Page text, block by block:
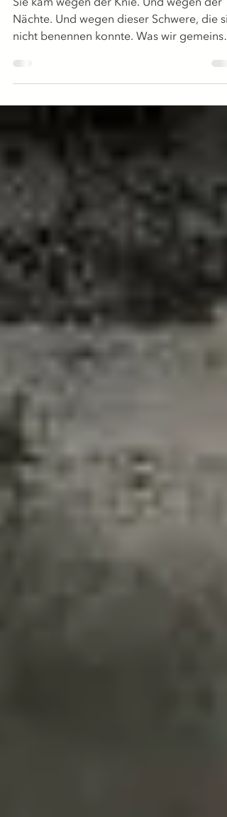
dahinter schauen.
Sie kam wegen der Knie. Und wegen der
Nächte. Und wegen dieser Schwere, die sie
immer verändert. Die Wechseljahre - und